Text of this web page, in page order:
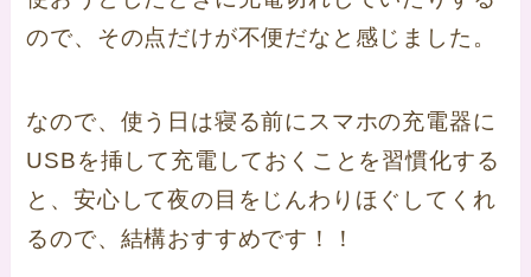
ので、その点だけが不便だなと感じました。
なので、使う日は寝る前にスマホの充電器に
USBを挿して充電しておくことを習慣化する
と、安心して夜の目をじんわりほぐしてくれ
るので、結構おすすめです！！